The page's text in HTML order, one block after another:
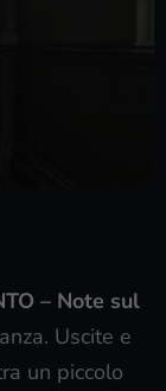
– Note sul
Uscite e
un piccolo